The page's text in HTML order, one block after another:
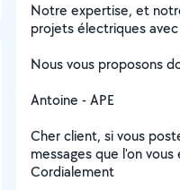
Notre expertise, et
projets électriques
Nous vous proposons
Antoine - APE
Cher client, si vous
messages que l'on vous
Cordialement